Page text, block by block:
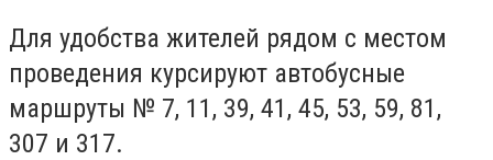
Для удобства жителей рядом с местом
проведения курсируют автобусные
маршруты № 7, 11, 39, 41, 45, 53, 59, 81,
307 и 317.